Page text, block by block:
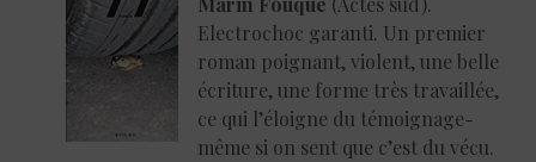
Electrochoc garanti. Un premier
roman poignant, violent, une belle
écriture, une forme très travaillée,
ce qui l’éloigne du témoignage-
même si on sent que c’est du vécu.